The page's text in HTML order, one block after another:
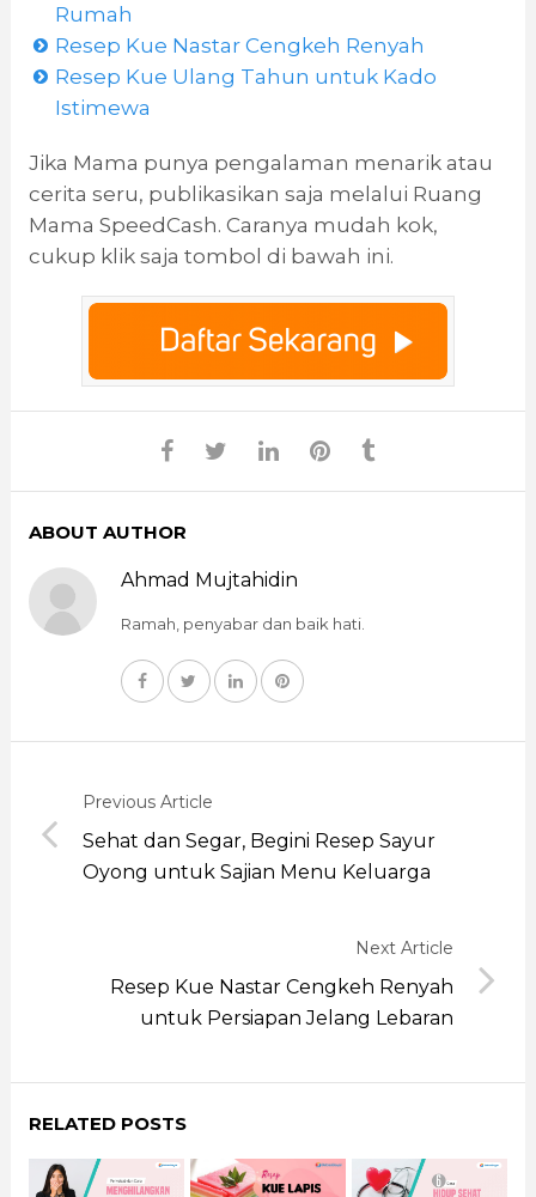
Rumah
Resep Kue Nastar Cengkeh Renyah
Resep Kue Ulang Tahun untuk Kado
Istimewa
Jika Mama punya pengalaman menarik atau
cerita seru, publikasikan saja melalui Ruang
Mama SpeedCash. Caranya mudah kok,
cukup klik saja tombol di bawah ini.
ABOUT AUTHOR
Ahmad Mujtahidin
Ramah, penyabar dan baik hati.
Previous Article
Sehat dan Segar, Begini Resep Sayur
Oyong untuk Sajian Menu Keluarga
Next Article
Resep Kue Nastar Cengkeh Renyah
untuk Persiapan Jelang Lebaran
RELATED POSTS